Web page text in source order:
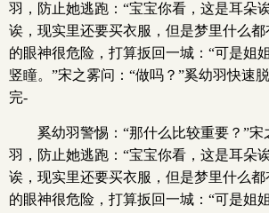
羽，防止她逃跑：“宝宝你看，这是耳朵
诶，现实里还要买衣服，但是梦里什么
的眼神很危险，打算扳回一城：“可是姐
竖瞳。”宋之雾问：“做吗？”奚幼羽快速
完-
奚幼羽警惕：“那什么比较重要？”
羽，防止她逃跑：“宝宝你看，这是耳朵
诶，现实里还要买衣服，但是梦里什么
的眼神很危险，打算扳回一城：“可是姐